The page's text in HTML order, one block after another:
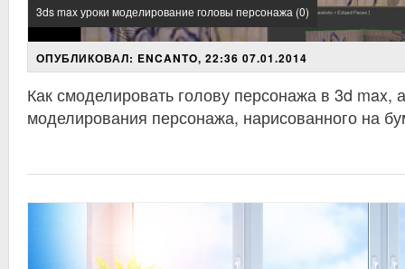
3ds max уроки моделирование головы персонажа (0)
ОПУБЛИКОВАЛ: ENCANTO, 22:36 07.01.2014
Как смоделировать голову персонажа в 3d max,
моделирования персонажа, нарисованного на